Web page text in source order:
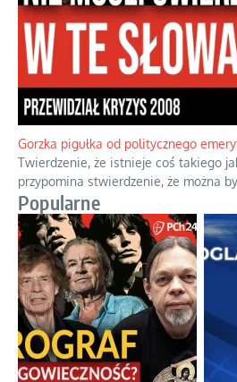
Boskie przestrogi na trudne czasy.
cyfrowego świata
Święte orędzia w cieniu smartfonów....